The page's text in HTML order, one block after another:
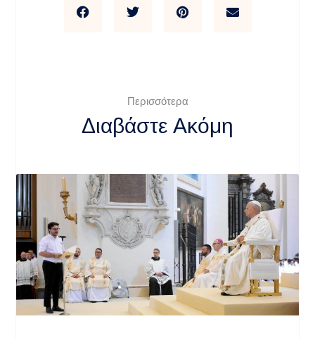
Περισσότερα
Διαβάστε Ακόμη